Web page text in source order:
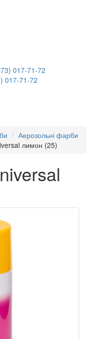
017-71-72
Аерозольні фарби
лимон (25)